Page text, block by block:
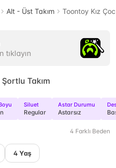
Alt - Üst Takım Toontoy Kız
tıklayın
Şortlu Takım
Siluet
Regular
Astar Durumu
Astarsız
4 Farklı Beden
4 Yaş